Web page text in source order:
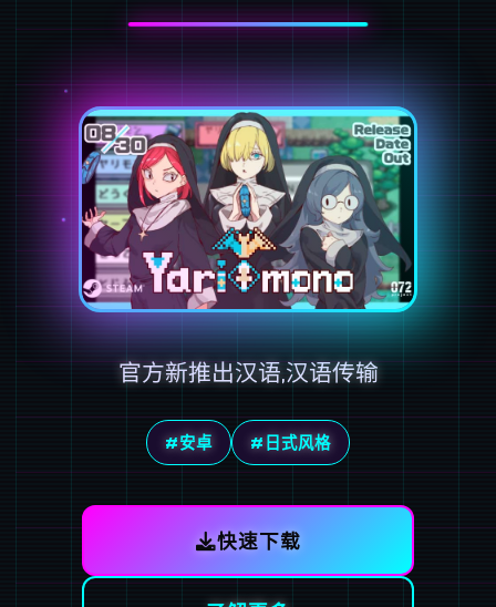
官方新推出汉语,汉语传输
#安卓 #日式风格
快速下载